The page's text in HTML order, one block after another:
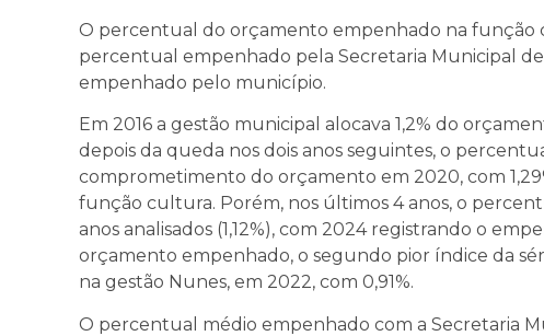
O percentual do orçamento empenhado na função
percentual empenhado pela Secretaria Municipal
empenhado pelo município.
Em 2016 a gestão municipal alocava 1,2% do
depois da queda nos dois anos seguintes, o
comprometimento do orçamento em 2020, com
função cultura. Porém, nos últimos 4 anos, o
anos analisados (1,12%), com 2024 registrando o
orçamento empenhado, o segundo pior índice da
na gestão Nunes, em 2022, com 0,91%.
O percentual médio empenhado com a Secretaria